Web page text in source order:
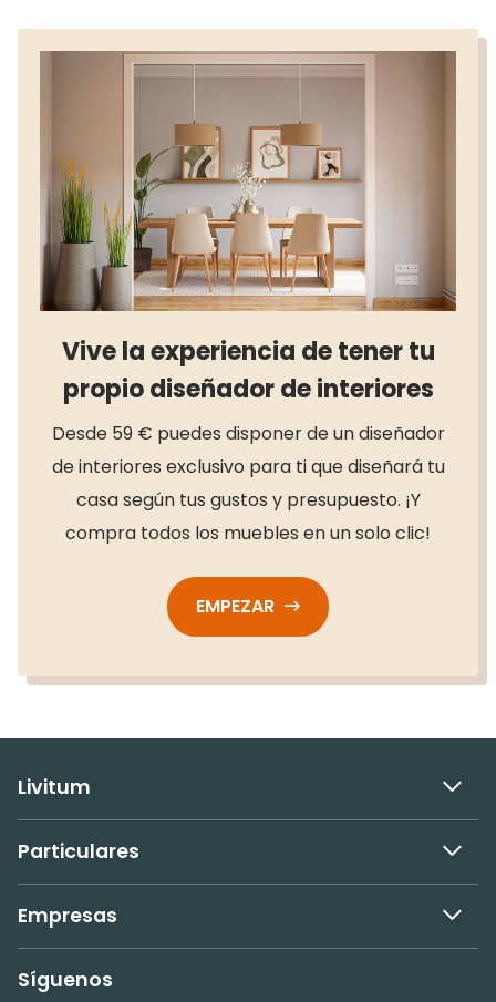
Vive la experiencia de tener tu
propio diseñador de interiores
Desde 59 € puedes disponer de un diseñador
de interiores exclusivo para ti que diseñará tu
casa según tus gustos y presupuesto. ¡Y
compra todos los muebles en un solo clic!
EMPEZAR
Livitum
Particulares
Empresas
Síguenos